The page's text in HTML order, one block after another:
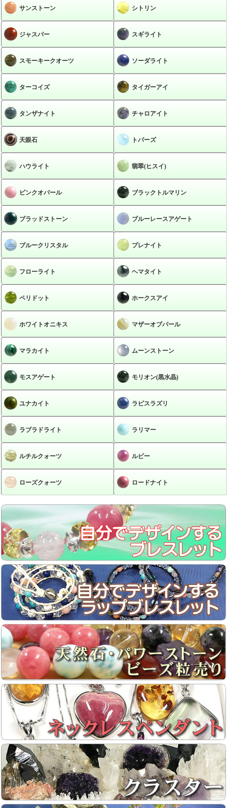
サンストーン シトリン
ジャスパー スギライト
スモーキークオーツ ソーダライト
ターコイズ タイガーアイ
タンザナイト チャロアイト
天眼石 トパーズ
ハウライト 翡翠(ヒスイ)
ピンクオパール ブラックトルマリン
ブラッドストーン ブルーレースアゲート
ブルークリスタル プレナイト
フローライト ヘマタイト
ペリドット ホークスアイ
ホワイトオニキス マザーオブパール
マラカイト ムーンストーン
モスアゲート モリオン(黒水晶)
ユナカイト ラピスラズリ
ラブラドライト ラリマー
ルチルクォーツ ルビー
ローズクォーツ ロードナイト